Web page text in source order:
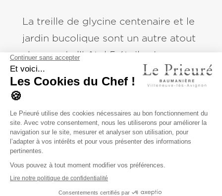
La treille de glycine centenaire et le
jardin bucolique sont un autre atout
charme de l’hôtel 5 étoiles Le
Prieuré-Baumanière. Il fait bon y
flâner… S’installer sous les platanes
profiter d’un bon repas à l’ombre
des bignones ne peut laisser qu’un
souvenir de pure délicatesse.
Massifs de rosiers anciens, jardin
potager, plantes méditerranéennes,